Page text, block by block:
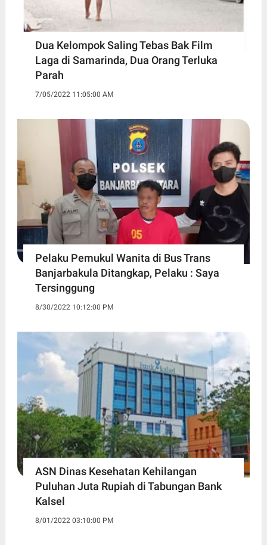
Dua Kelompok Saling Tebas Bak Film
Laga di Samarinda, Dua Orang Terluka
Parah
7/05/2022 11:05:00 AM
Pelaku Pemukul Wanita di Bus Trans
Banjarbakula Ditangkap, Pelaku : Saya
Tersinggung
8/30/2022 10:12:00 PM
ASN Dinas Kesehatan Kehilangan
Puluhan Juta Rupiah di Tabungan Bank
Kalsel
8/01/2022 03:10:00 PM